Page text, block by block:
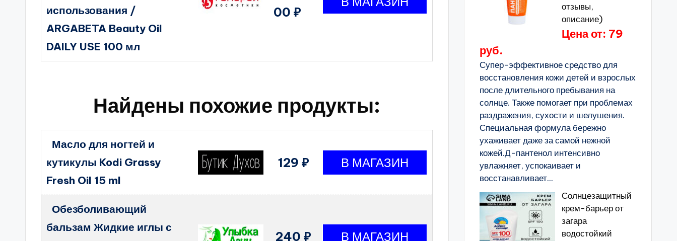
использования /
ARGABETA Beauty Oil
DAILY USE 100 мл
00 ₽
Найдены похожие продукты:
Масло для ногтей и
кутикулы Kodi Grassy
Fresh Oil 15 ml
129 ₽
Обезболивающий
бальзам Жидкие иглы с
240 ₽
отзывы,
описание)
Цена от: 79
руб.
Супер-эффективное средство для
восстановления кожи детей и взрослых
после длительного пребывания на
солнце. Также помогает при проблемах
раздражения, сухости и шелушения.
Специальная формула бережно
ухаживает даже за самой нежной
кожей.Д-пантенол интенсивно
увлажняет, успокаивает и
восстанавливает...
Солнцезащитный
крем-барьер от
загара
водостойкий